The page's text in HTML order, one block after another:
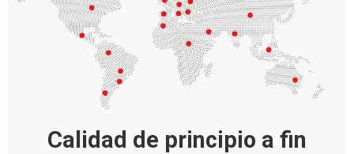
Calidad de principio a fin